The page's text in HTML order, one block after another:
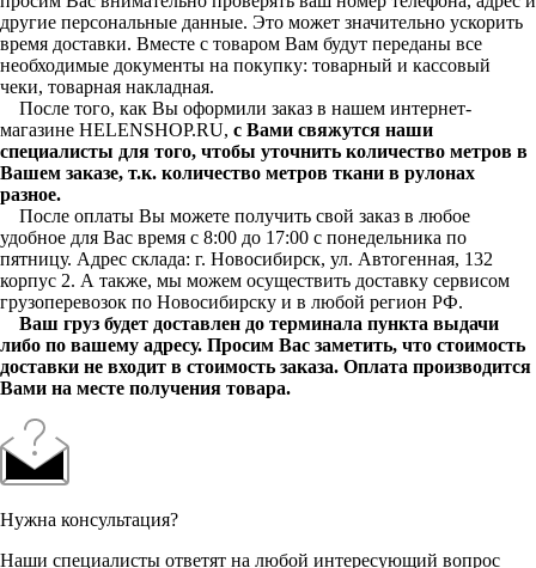
другие персональные данные. Это может значительно ускорить
время доставки. Вместе с товаром Вам будут переданы все
необходимые документы на покупку: товарный и кассовый
чеки, товарная накладная.
После того, как Вы оформили заказ в нашем интернет-
магазине HELENSHOP.RU, с Вами свяжутся наши
специалисты для того, чтобы уточнить количество метров в
Вашем заказе, т.к. количество метров ткани в рулонах
разное.
После оплаты Вы можете получить свой заказ в любое
удобное для Вас время с 8:00 до 17:00 с понедельника по
пятницу. Адрес склада: г. Новосибирск, ул. Автогенная, 132
корпус 2. А также, мы можем осуществить доставку сервисом
грузоперевозок по Новосибирску и в любой регион РФ.
Ваш груз будет доставлен до терминала пункта выдачи
либо по вашему адресу. Просим Вас заметить, что стоимость
доставки не входит в стоимость заказа. Оплата производится
Вами на месте получения товара.
Нужна консультация?
Наши специалисты ответят на любой интересующий вопрос